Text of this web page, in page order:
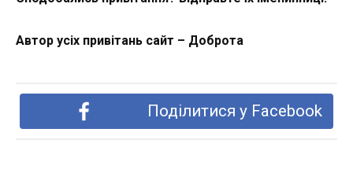
Автор усіх привітань сайт – Доброта
Поділитися у Facebook